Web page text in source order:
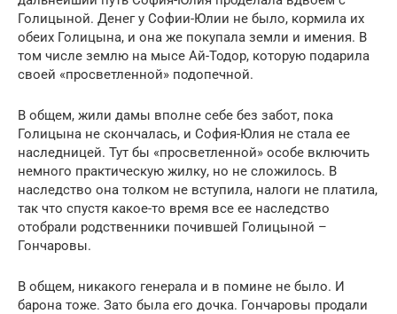
Голицыной. Денег у Софии-Юлии не было, кормила их
обеих Голицына, и она же покупала земли и имения. В
том числе землю на мысе Ай-Тодор, которую подарила
своей «просветленной» подопечной.
В общем, жили дамы вполне себе без забот, пока
Голицына не скончалась, и София-Юлия не стала ее
наследницей. Тут бы «просветленной» особе включить
немного практическую жилку, но не сложилось. В
наследство она толком не вступила, налоги не платила,
так что спустя какое-то время все ее наследство
отобрали родственники почившей Голицыной –
Гончаровы.
В общем, никакого генерала и в помине не было. И
барона тоже. Зато была его дочка. Гончаровы продали